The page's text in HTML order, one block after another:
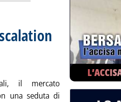
il mercato
una seduta di